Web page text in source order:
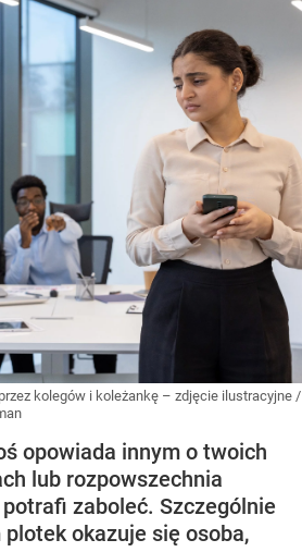
kolegów i koleżankę – zdjęcie ilustracyjne /
opowiada innym o twoich
lub rozpowszechnia
zaboleć. Szczególnie
plotek okazuje się osoba,